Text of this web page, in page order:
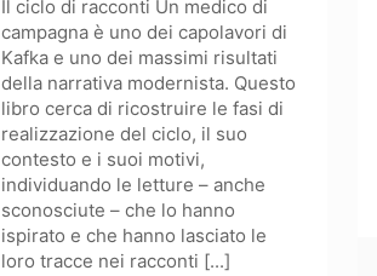
Il ciclo di racconti Un medico di
campagna è uno dei capolavori di
Kafka e uno dei massimi risultati
della narrativa modernista. Questo
libro cerca di ricostruire le fasi di
realizzazione del ciclo, il suo
contesto e i suoi motivi,
individuando le letture – anche
sconosciute – che lo hanno
ispirato e che hanno lasciato le
loro tracce nei racconti [...]